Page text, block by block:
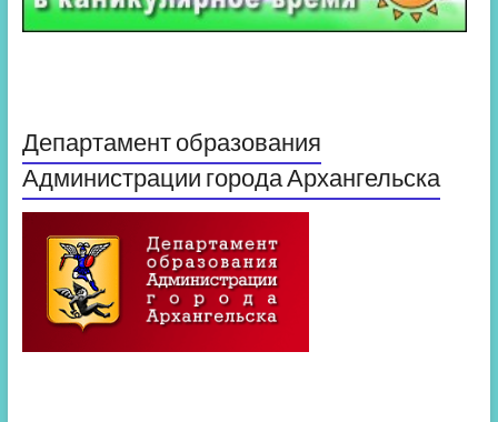
Департамент образования
Администрации города Архангельска